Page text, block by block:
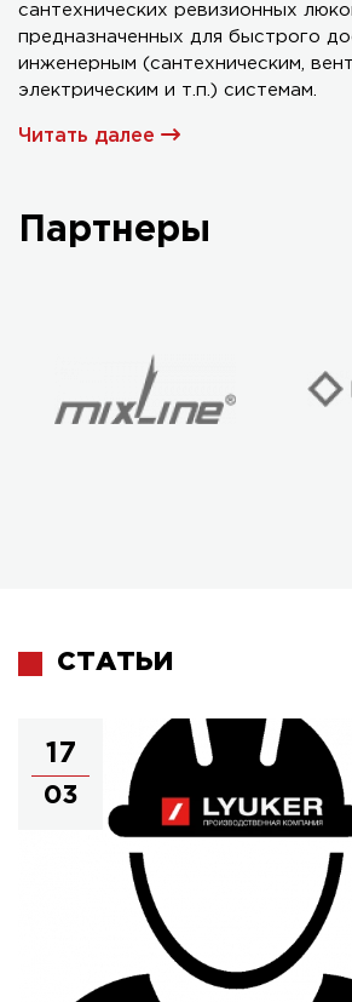
сантехнических ревизионных
предназначенных для быстрого
инженерным (сантехническим,
электрическим и т.п.) системам.
Читать далее
Партнеры
СТАТЬИ
17
03